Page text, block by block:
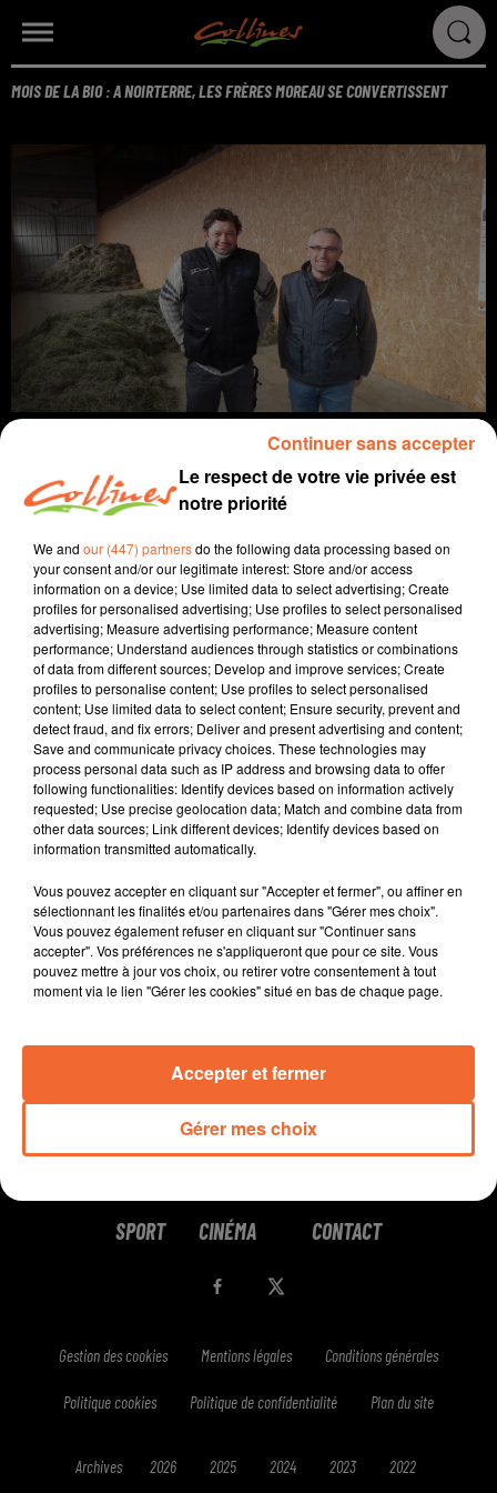
MOIS DE LA BIO : A NOIRTERRE, LES FRÈRES MOREAU SE CONVERTISSENT
Associés au sein du Gaec des Ajoncs à Noirterre, les frères
Moreau sont en cours de conversion bio depuis janvier 2019.
Une transformation qui rime aussi avec modernisation
TITRES DIFFUSÉS
18h19
18h19
MARGUERITE
Bellevie
18h15
18h15
ALANIS MORISSETTE
(CACHE)
Hands Clean…
18h10
18h10
SUPERTRAMP
Give A Litle Bit
SPORT CINÉMA CONTACT
Gestion des cookies Mentions légales Conditions générales
Politique cookies Politique de confidentialité Plan du site
Archives 2026 2025 2024 2023 2022
Le respect de votre vie privée est
notre priorité
We and our (447) partnersdo the following data processing based on
your consent and/or our legitimate interest: Store and/or access
information on a device; Use limited data to select advertising; Create
profiles for personalised advertising; Use profiles to select personalised
advertising; Measure advertising performance; Measure content
performance; Understand audiences through statistics or combinations
of data from different sources; Develop and improve services; Create
profiles to personalise content; Use profiles to select personalised
content; Use limited data to select content; Ensure security, prevent and
detect fraud, and fix errors; Deliver and present advertising and content;
Save and communicate privacy choices. These technologies may
process personal data such as IP address and browsing data to offer
following functionalities: Identify devices based on information actively
requested; Use precise geolocation data; Match and combine data from
other data sources; Link different devices; Identify devices based on
information transmitted automatically.
Vous pouvez accepter en cliquant sur "Accepter et fermer", ou affiner en
sélectionnant les finalités et/ou partenaires dans "Gérer mes choix".
Vous pouvez également refuser en cliquant sur "Continuer sans
accepter". Vos préférences ne s'appliqueront que pour ce site. Vous
pouvez mettre à jour vos choix, ou retirer votre consentement à tout
moment via le lien "Gérer les cookies" situé en bas de chaque page.
Gérer mes choix
Accepter et fermer
Continuer sans accepter